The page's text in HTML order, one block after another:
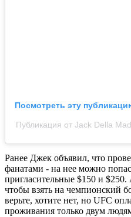
Посмотреть эту
Публикация от Jack Della
Ранее Джек объявил, что
фанатами - на нее можно
пригласительные $150 и $250.
чтобы взять на чемпионский
верьте, хотите нет, но UFC
проживания только двум